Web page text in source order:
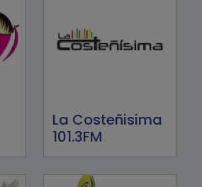
La Costeñisima
101.3FM